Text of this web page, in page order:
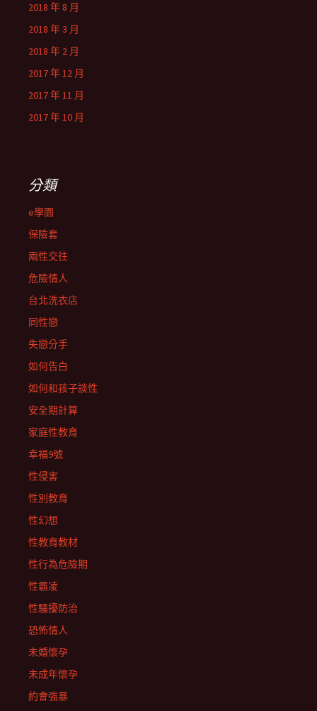
2018 年 8 月
2018 年 3 月
2018 年 2 月
2017 年 12 月
2017 年 11 月
2017 年 10 月
分類
e學園
保險套
兩性交往
危險情人
台北洗衣店
同性戀
失戀分手
如何告白
如何和孩子談性
安全期計算
家庭性教育
幸福9號
性侵害
性別教育
性幻想
性教育教材
性行為危險期
性霸凌
性騷擾防治
恐怖情人
未婚懷孕
未成年懷孕
約會強暴